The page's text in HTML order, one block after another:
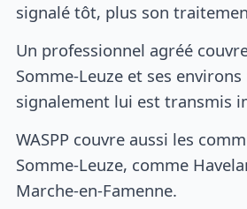
signalé tôt, plus son
Un professionnel agréé
Somme-Leuze et ses
signalement lui est transmis
WASPP couvre aussi les
Somme-Leuze, comme
Marche-en-Famenne.